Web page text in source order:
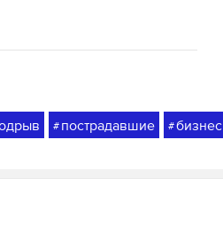
# пострадавшие #бизнес